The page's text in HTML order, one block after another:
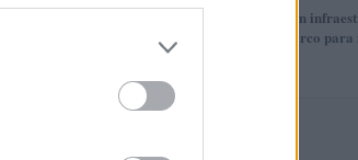
5
Megatendencias en
tecnología: un marco